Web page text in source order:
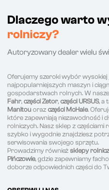
Dlaczego warto
rolniczy?
Autoryzowany dealer wielu
Oferujemy szeroki wybór wysokiej
najpopularniejszych maszyn i
gospodarstwach rolnych. W
Fahr,części Zetor,części URSUS, a
Manitouorazczęści McHale.
które zapewniają niezawodność i
rolniczych. Nasz sklep z
szybko i wygodnie znajdziesz
serwisowania swojego sprzętu.
Prowadzimy równieżsklepy
Pińczowie, gdzie zapewniamy
doborze odpowiednich części do